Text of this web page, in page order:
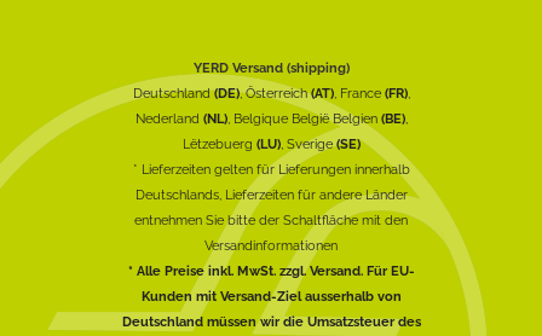
YERD Versand (shipping)
Deutschland(DE), Österreich(AT), France (FR),
Nederland (NL), Belgique België Belgien (BE),
Lëtzebuerg (LU), Sverige(SE)
* Lieferzeiten gelten für Lieferungen innerhalb
Deutschlands, Lieferzeiten für andere Länder
entnehmen Sie bitte der Schaltfläche mit den
Versandinformationen
* Alle Preise inkl. MwSt. zzgl. Versand. Für EU-
Kunden mit Versand-Ziel ausserhalb von
Deutschland müssen wir die Umsatzsteuer des